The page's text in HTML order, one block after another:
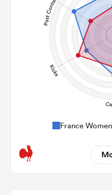
France Women